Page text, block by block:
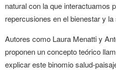
natural con la que interactuamos
repercusiones en el bienestar y
Autores como Laura Menatti y
proponen un concepto teórico
explicar este binomio salud-